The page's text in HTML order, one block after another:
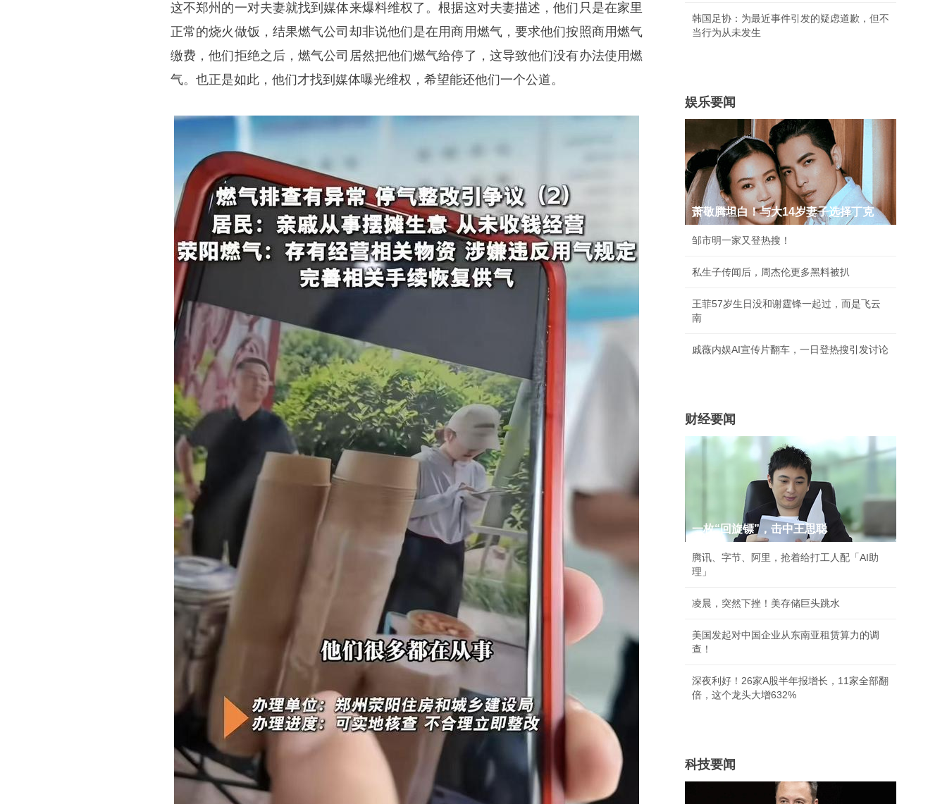
这不郑州的一对夫妻就找到媒体来爆料维权了。根据这对夫妻描述，他们只是在家里
正常的烧火做饭，结果燃气公司却非说他们是在用商用燃气，要求他们按照商用燃气
缴费，他们拒绝之后，燃气公司居然把他们燃气给停了，这导致他们没有办法使用燃
气。也正是如此，他们才找到媒体曝光维权，希望能还他们一个公道。
韩国足协：为最近事件引发的疑虑道歉，但不
当行为从未发生
娱乐要闻
萧敬腾坦白！与大14岁妻子选择丁克
邹市明一家又登热搜！
私生子传闻后，周杰伦更多黑料被扒
王菲57岁生日没和谢霆锋一起过，而是飞云
南
戚薇内娱AI宣传片翻车，一日登热搜引发讨论
财经要闻
一枚“回旋镖”，击中王思聪
腾讯、字节、阿里，抢着给打工人配「AI助
理」
凌晨，突然下挫！美存储巨头跳水
美国发起对中国企业从东南亚租赁算力的调
查！
深夜利好！26家A股半年报增长，11家全部翻
倍，这个龙头大增632%
科技要闻